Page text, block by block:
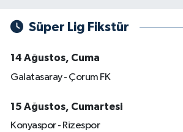
Süper Lig Fikstür
14 Ağustos, Cuma
Galatasaray - Çorum FK
15 Ağustos, Cumartesi
Konyaspor - Rizespor